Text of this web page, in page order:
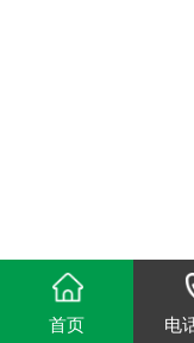
首页 电